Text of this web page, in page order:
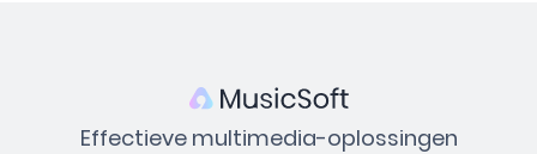
Effectieve multimedia-oplossingen